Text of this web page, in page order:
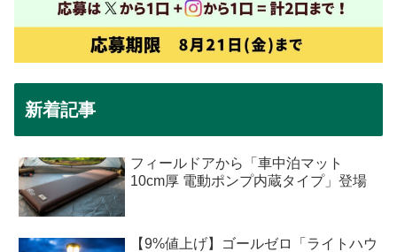
新着記事
フィールドアから「車中泊マット
10cm厚 電動ポンプ内蔵タイプ」登場
【9%値上げ】ゴールゼロ「ライトハウ